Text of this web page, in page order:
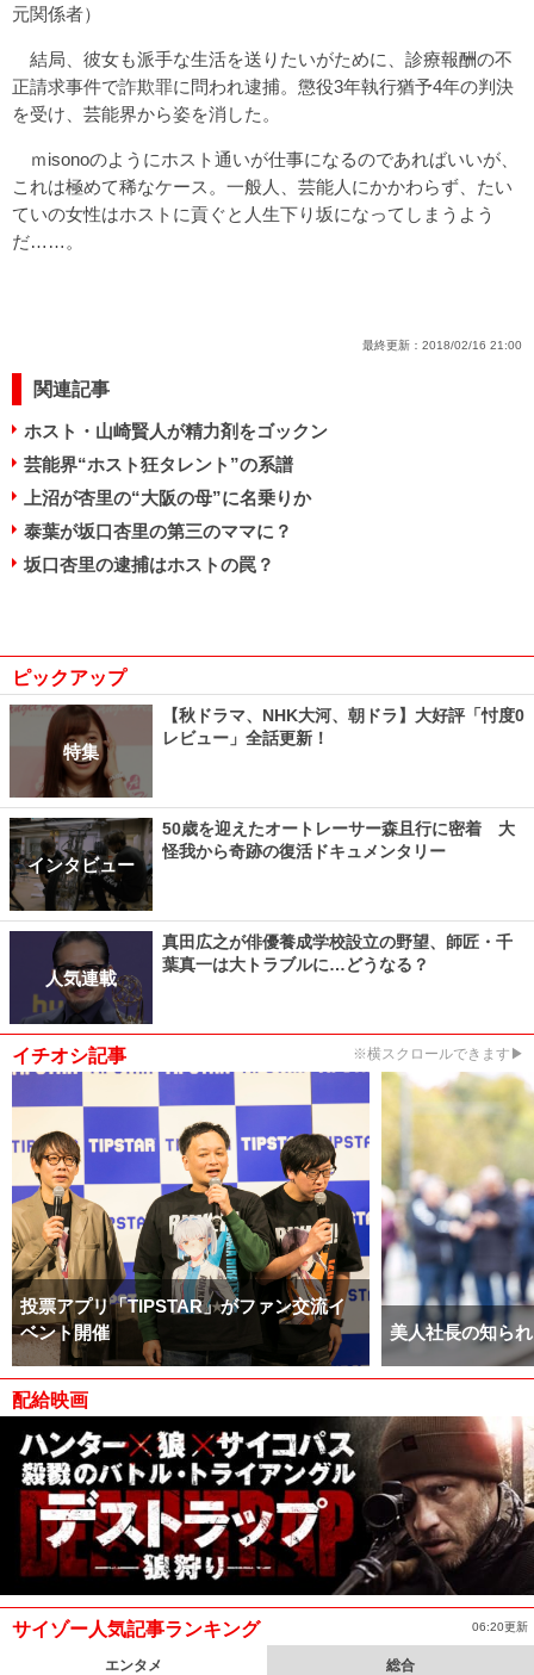
元関係者）
結局、彼女も派手な生活を送りたいがために、診療報酬の不
正請求事件で詐欺罪に問われ逮捕。懲役3年執行猶予4年の判決
を受け、芸能界から姿を消した。
ｍisonoのようにホスト通いが仕事になるのであればいいが、
これは極めて稀なケース。一般人、芸能人にかかわらず、たい
ていの女性はホストに貢ぐと人生下り坂になってしまうよう
だ……。
最終更新： 2018/02/16 21:00
関連記事
ホスト・山崎賢人が精力剤をゴックン
芸能界“ホスト狂タレント”の系譜
上沼が杏里の“大阪の母”に名乗りか
泰葉が坂口杏里の第三のママに？
坂口杏里の逮捕はホストの罠？
ピックアップ
特集
【秋ドラマ、NHK大河、朝ドラ】大好評「忖度0
レビュー」全話更新！
インタビュー
50歳を迎えたオートレーサー森且行に密着 大
怪我から奇跡の復活ドキュメンタリー
人気連載
真田広之が俳優養成学校設立の野望、師匠・千
葉真一は大トラブルに…どうなる？
イチオシ記事 ※横スクロールできます▶
投票アプリ「TIPSTAR」がファン交流イ
ベント開催
美人社長の知ら
配給映画
サイゾー人気記事ランキング 06:20更新
エンタメ 総合